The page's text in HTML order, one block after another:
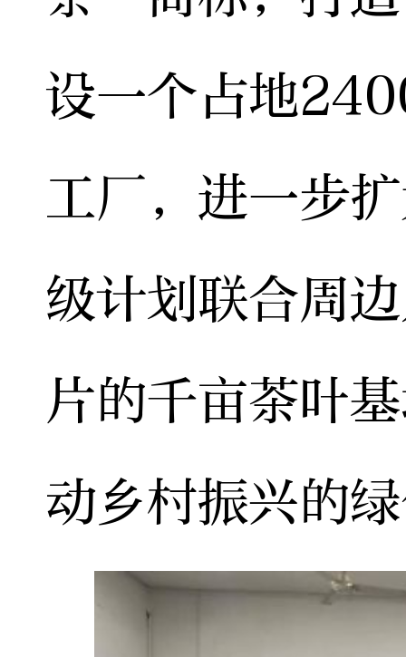
设一个占地
工厂，进一步
级计划联合周
片的千亩茶叶
动乡村振兴的